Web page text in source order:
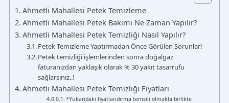
Ahmetli Mahallesi Petek Temizleme
Ahmetli Mahallesi Petek Bakımı Ne Zaman Yapılır?
Ahmetli Mahallesi Petek Temizliği Nasıl Yapılır?
Petek Temizleme Yaptırmadan Önce Görülen Sorunlar!
Petek temizliği işlemlerinden sonra doğalgaz
faturanızdan yaklaşık olarak % 30 yakıt tasarrufu
sağlarsınız..!
Ahmetli Mahallesi Petek Temizliği Fiyatları
*Yukarıdaki fiyatlandırma temsili olmakla birlikte